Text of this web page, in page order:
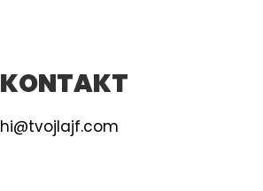
KONTAKT
hi@tvojlajf.com